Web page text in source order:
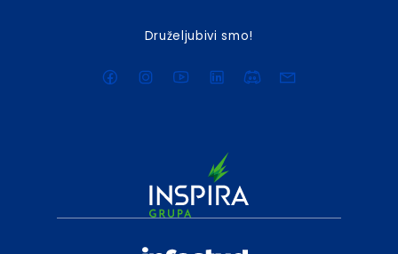
Druželjubivi smo!